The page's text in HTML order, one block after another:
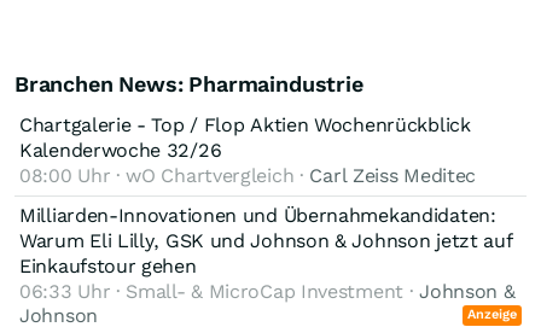
Branchen News: Pharmaindustrie
Chartgalerie - Top / Flop Aktien Wochenrückblick
Kalenderwoche 32/26
08:00 Uhr · wO Chartvergleich · Carl Zeiss Meditec
Milliarden-Innovationen und Übernahmekandidaten:
Warum Eli Lilly, GSK und Johnson & Johnson jetzt auf
Einkaufstour gehen
06:33 Uhr · Small- & MicroCap Investment ·Johnson &
Johnson
Anzeige